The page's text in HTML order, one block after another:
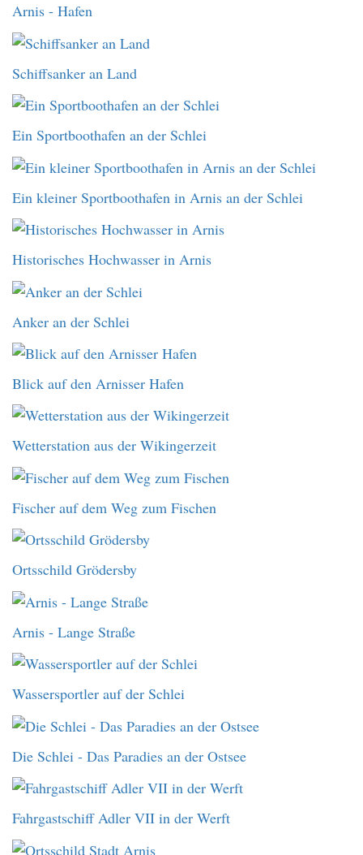
Arnis - Hafen
Schiffsanker an Land
Ein Sportboothafen an der Schlei
Ein kleiner Sportboothafen in Arnis an der Schlei
Historisches Hochwasser in Arnis
Anker an der Schlei
Blick auf den Arnisser Hafen
Wetterstation aus der Wikingerzeit
Fischer auf dem Weg zum Fischen
Ortsschild Grödersby
Arnis - Lange Straße
Wassersportler auf der Schlei
Die Schlei - Das Paradies an der Ostsee
Fahrgastschiff Adler VII in der Werft